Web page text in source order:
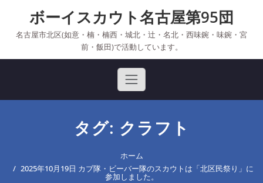
content
ボーイスカウト名古屋第95団
名古屋市北区(如意・楠・楠西・城北・辻・名北・西味鋺・味鋺・宮
前・飯田)で活動しています。
タグ: クラフト
ホーム
2025年10月19日 カブ隊・ビーバー隊のスカウトは「北区民祭り」に
参加しました。